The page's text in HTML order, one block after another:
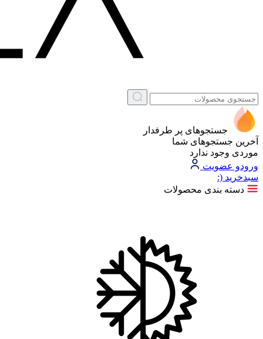
جستجوهای پر طرفدار
آخرین جستجوهای شما
موردی وجود ندارد
ورودو عضویت
سبد‌خرید (:
دسته بندی محصولات